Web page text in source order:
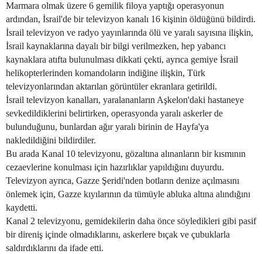
Marmara olmak üzere 6 gemilik filoya yaptığı operasyonun
ardından, İsrail'de bir televizyon kanalı 16 kişinin öldüğünü bildirdi.
İsrail televizyon ve radyo yayınlarında ölü ve yaralı sayısına ilişkin,
İsrail kaynaklarına dayalı bir bilgi verilmezken, hep yabancı
kaynaklara atıfta bulunulması dikkati çekti, ayrıca gemiye İsrail
helikopterlerinden komandoların indiğine ilişkin, Türk
televizyonlarından aktarılan görüntüler ekranlara getirildi.
İsrail televizyon kanalları, yaralananların Aşkelon'daki hastaneye
sevkedildiklerini belirtirken, operasyonda yaralı askerler de
bulunduğunu, bunlardan ağır yaralı birinin de Hayfa'ya
nakledildiğini bildirdiler.
Bu arada Kanal 10 televizyonu, gözaltına alınanların bir kısmının
cezaevlerine konulması için hazırlıklar yapıldığını duyurdu.
Televizyon ayrıca, Gazze Şeridi'nden botların denize açılmasını
önlemek için, Gazze kıyılarının da tümüyle abluka altına alındığını
kaydetti.
Kanal 2 televizyonu, gemidekilerin daha önce söyledikleri gibi pasif
bir direniş içinde olmadıklarını, askerlere bıçak ve çubuklarla
saldırdıklarını da ifade etti.